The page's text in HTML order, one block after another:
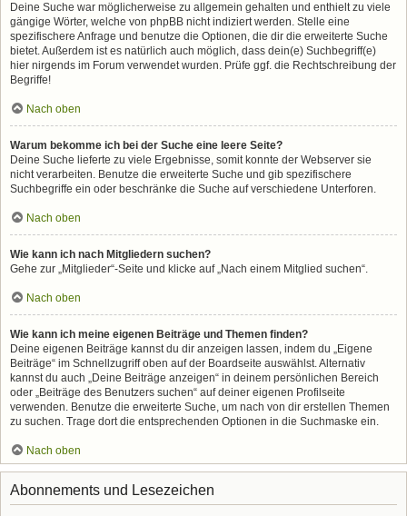
Deine Suche war möglicherweise zu allgemein gehalten und enthielt zu viele
gängige Wörter, welche von phpBB nicht indiziert werden. Stelle eine
spezifischere Anfrage und benutze die Optionen, die dir die erweiterte Suche
bietet. Außerdem ist es natürlich auch möglich, dass dein(e) Suchbegriff(e)
hier nirgends im Forum verwendet wurden. Prüfe ggf. die Rechtschreibung der
Begriffe!
Nach oben
Warum bekomme ich bei der Suche eine leere Seite?
Deine Suche lieferte zu viele Ergebnisse, somit konnte der Webserver sie
nicht verarbeiten. Benutze die erweiterte Suche und gib spezifischere
Suchbegriffe ein oder beschränke die Suche auf verschiedene Unterforen.
Nach oben
Wie kann ich nach Mitgliedern suchen?
Gehe zur „Mitglieder“-Seite und klicke auf „Nach einem Mitglied suchen“.
Nach oben
Wie kann ich meine eigenen Beiträge und Themen finden?
Deine eigenen Beiträge kannst du dir anzeigen lassen, indem du „Eigene
Beiträge“ im Schnellzugriff oben auf der Boardseite auswählst. Alternativ
kannst du auch „Deine Beiträge anzeigen“ in deinem persönlichen Bereich
oder „Beiträge des Benutzers suchen“ auf deiner eigenen Profilseite
verwenden. Benutze die erweiterte Suche, um nach von dir erstellen Themen
zu suchen. Trage dort die entsprechenden Optionen in die Suchmaske ein.
Nach oben
Abonnements und Lesezeichen